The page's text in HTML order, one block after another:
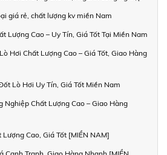
giá rẻ, chất lượng kv miền Nam
Lượng Cao – Uy Tín, Giá Tốt Tại Miền Nam
Hơi Chất Lượng Cao – Giá Tốt, Giao Hàng
Lò Hơi Uy Tín, Giá Tốt Miền Nam
Nghiệp Chất Lượng Cao – Giao Hàng
Cao, Giá Tốt [MIỀN NAM]